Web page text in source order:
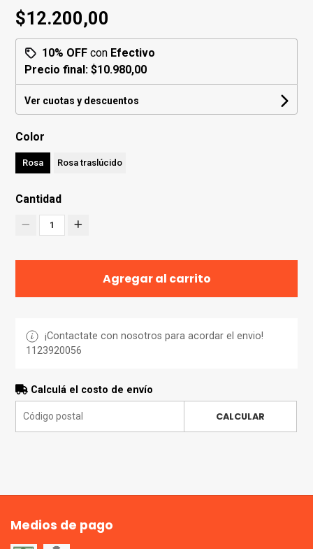
$12.200,00
10% OFF con Efectivo
Precio final:$10.980,00
Ver cuotas y descuentos
Color
Rosa Rosa traslúcido
Cantidad
1
Agregar al carrito
¡Contactate con nosotros para acordar el envio!
1123920056
Calculá el costo de envío
CALCULAR
Medios de pago